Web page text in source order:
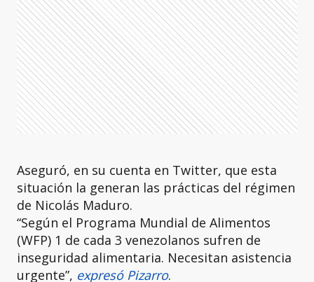
Aseguró, en su cuenta en Twitter, que esta
situación la generan las prácticas del régimen
de Nicolás Maduro.
“Según el Programa Mundial de Alimentos
(WFP) 1 de cada 3 venezolanos sufren de
inseguridad alimentaria. Necesitan asistencia
urgente”, expresó Pizarro.